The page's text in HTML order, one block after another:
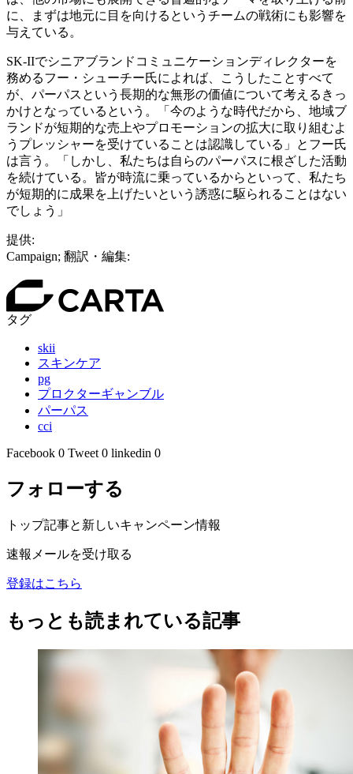
に、まずは地元に目を向けるというチームの戦術にも影響を
与えている。
SK-IIでシニアブランドコミュニケーションディレクターを
務めるフー・シューチー氏によれば、こうしたことすべて
が、パーパスという長期的な無形の価値について考えるきっ
かけとなっているという。「今のような時代だから、地域ブ
ランドが短期的な売上やプロモーションの拡大に取り組むよ
うプレッシャーを受けていることは認識している」とフー氏
は言う。「しかし、私たちは自らのパーパスに根ざした活動
を続けている。皆が時流に乗っているからといって、私たち
が短期的に成果を上げたいという誘惑に駆られることはない
でしょう」
提供:
Campaign; 翻訳・編集:
タグ
skii
スキンケア
pg
プロクターギャンブル
パーパス
cci
Facebook 0 Tweet 0 linkedin 0
フォローする
トップ記事と新しいキャンペーン情報
速報メールを受け取る
登録はこちら
もっとも読まれている記事